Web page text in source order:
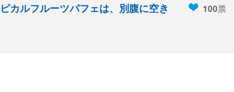
カルフルーツパフェは、別腹に空き
100票